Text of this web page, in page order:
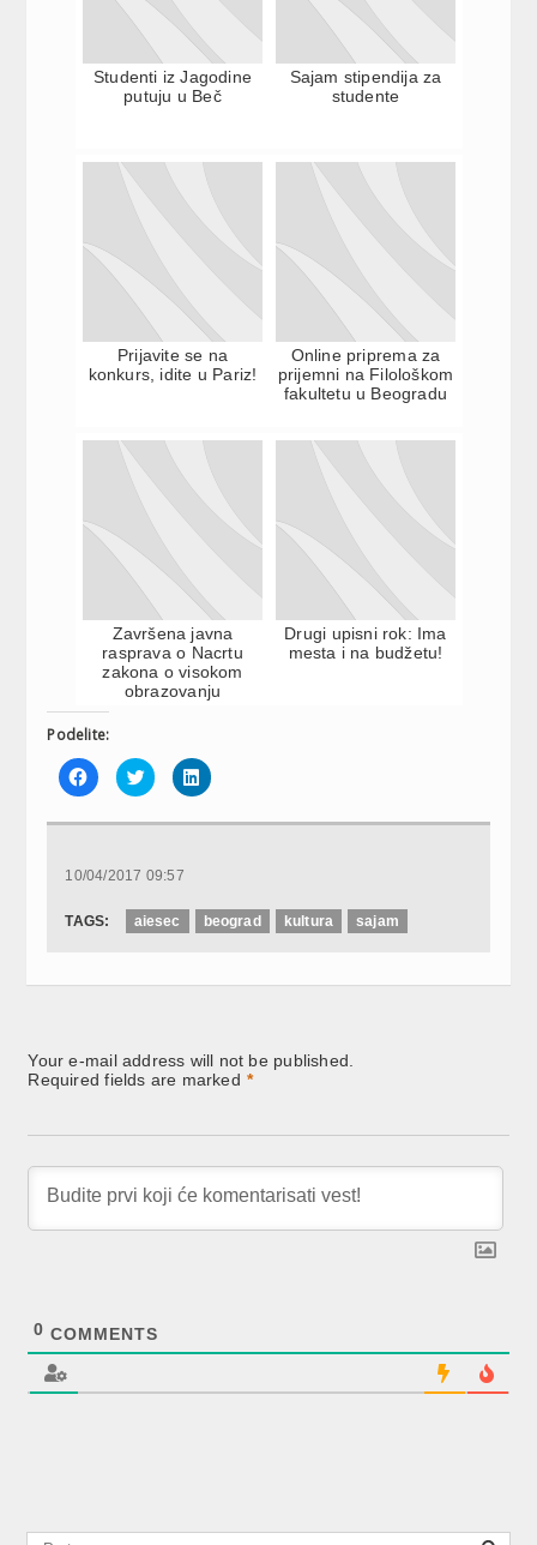
Studenti iz Jagodine
putuju u Beč
Sajam stipendija za
studente
Prijavite se na
konkurs, idite u Pariz!
Online priprema za
prijemni na Filološkom
fakultetu u Beogradu
Završena javna
rasprava o Nacrtu
zakona o visokom
obrazovanju
Drugi upisni rok: Ima
mesta i na budžetu!
Podelite:
Click
to
share
Facebook
new
Click
to
share
Twitter
new
Click
to
LinkedIn
10/04/2017 09:57
TAGS: aiesec beograd kultura sajam
Your e-mail address will not be published.
Required fields are marked *
0 COMMENTS